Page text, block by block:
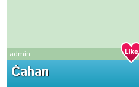
admin
Ćahan